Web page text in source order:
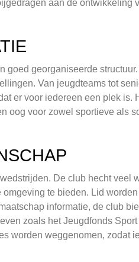
aan de ontwikkeling
goed georganiseerde
Van jeugdteams tot
er voor iedereen een plek is.
oog voor zowel sportieve als
De club hecht veel
te bieden. Lid
informatie, de club
zoals het Jeugdfonds
worden weggenomen, zodat